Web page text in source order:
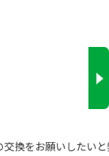
願いしたいと弊